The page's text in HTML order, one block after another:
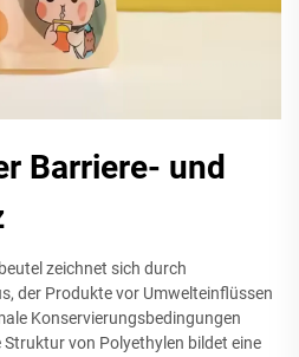
Barriere- und
zeichnet sich durch
der Produkte vor Umwelteinflüssen
Konservierungsbedingungen
von Polyethylen bildet eine